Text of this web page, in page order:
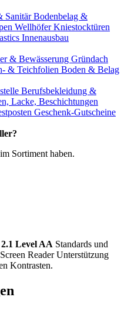
SanitärBodenbelag &
Wellhöfer Kniestocktüren
Innenausbau
& Bewässerung Gründach
& Teichfolien Boden & Belag
Berufsbekleidung &
Lacke, Beschichtungen
Geschenk-Gutscheine
Sortiment haben.
Level AA Standards und
Reader Unterstützung
Kontrasten.